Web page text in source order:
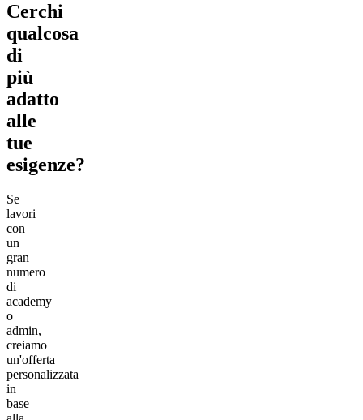
Cerchi
qualcosa
di
più
adatto
alle
tue
esigenze?
Se
lavori
con
un
gran
numero
di
academy
o
admin,
creiamo
un'offerta
personalizzata
in
base